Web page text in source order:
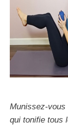
Munissez-vous
qui tonifie tous